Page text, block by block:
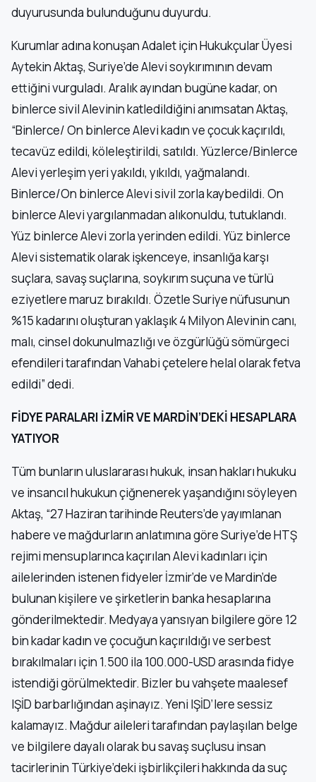
duyurusunda bulunduğunu duyurdu.
Kurumlar adına konuşan Adalet için Hukukçular Üyesi
Aytekin Aktaş, Suriye’de Alevi soykırımının devam
ettiğini vurguladı. Aralık ayından bugüne kadar, on
binlerce sivil Alevinin katledildiğini anımsatan Aktaş,
“Binlerce/ On binlerce Alevi kadın ve çocuk kaçırıldı,
tecavüz edildi, köleleştirildi, satıldı. Yüzlerce/Binlerce
Alevi yerleşim yeri yakıldı, yıkıldı, yağmalandı.
Binlerce/On binlerce Alevi sivil zorla kaybedildi. On
binlerce Alevi yargılanmadan alıkonuldu, tutuklandı.
Yüz binlerce Alevi zorla yerinden edildi. Yüz binlerce
Alevi sistematik olarak işkenceye, insanlığa karşı
suçlara, savaş suçlarına, soykırım suçuna ve türlü
eziyetlere maruz bırakıldı. Özetle Suriye nüfusunun
%15 kadarını oluşturan yaklaşık 4 Milyon Alevinin canı,
malı, cinsel dokunulmazlığı ve özgürlüğü sömürgeci
efendileri tarafından Vahabi çetelere helal olarak fetva
edildi” dedi.
FİDYE PARALARI İZMİR VE MARDİN’DEKİ HESAPLARA
YATIYOR
Tüm bunların uluslararası hukuk, insan hakları hukuku
ve insancıl hukukun çiğnenerek yaşandığını söyleyen
Aktaş, “27 Haziran tarihinde Reuters’de yayımlanan
habere ve mağdurların anlatımına göre Suriye’de HTŞ
rejimi mensuplarınca kaçırılan Alevi kadınları için
ailelerinden istenen fidyeler İzmir’de ve Mardin’de
bulunan kişilere ve şirketlerin banka hesaplarına
gönderilmektedir. Medyaya yansıyan bilgilere göre 12
bin kadar kadın ve çocuğun kaçırıldığı ve serbest
bırakılmaları için 1.500 ila 100.000-USD arasında fidye
istendiği görülmektedir. Bizler bu vahşete maalesef
IŞİD barbarlığından aşinayız. Yeni IŞİD’lere sessiz
kalamayız. Mağdur aileleri tarafından paylaşılan belge
ve bilgilere dayalı olarak bu savaş suçlusu insan
tacirlerinin Türkiye’deki işbirlikçileri hakkında da suç